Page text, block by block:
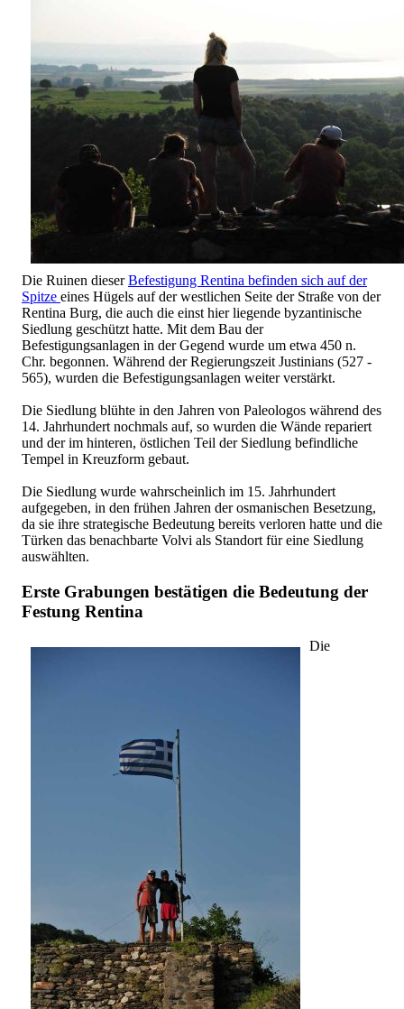
Die Ruinen dieserBefestigung Rentina befinden sich auf der
Spitze eines Hügels auf der westlichen Seite der Straße von der
Rentina Burg, die auch die einst hier liegende byzantinische
Siedlung geschützt hatte. Mit dem Bau der
Befestigungsanlagen in der Gegend wurde um etwa 450 n.
Chr. begonnen. Während der Regierungszeit Justinians (527 -
565), wurden die Befestigungsanlagen weiter verstärkt.
Die Siedlung blühte in den Jahren von Paleologos während des
14. Jahrhundert nochmals auf, so wurden die Wände repariert
und der im hinteren, östlichen Teil der Siedlung befindliche
Tempel in Kreuzform gebaut.
Die Siedlung wurde wahrscheinlich im 15. Jahrhundert
aufgegeben, in den frühen Jahren der osmanischen Besetzung,
da sie ihre strategische Bedeutung bereits verloren hatte und die
Türken das benachbarte Volvi als Standort für eine Siedlung
auswählten.
Erste Grabungen bestätigen die Bedeutung der
Festung Rentina
Die